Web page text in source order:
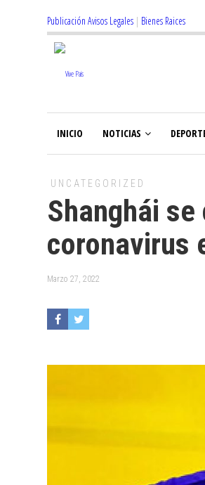
Publicación Avisos Legales | Bienes Raices
INICIO NOTICIAS
UNCATEGORIZED
Shanghái
coronavirus
Marzo 27, 2022